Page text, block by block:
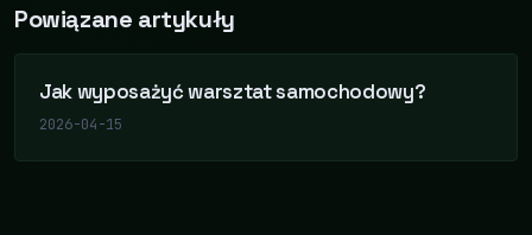
Powiązane artykuły
Jak wyposażyć warsztat samochodowy?
2026-04-15